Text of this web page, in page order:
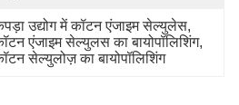
उद्योग में कॉटन एंजाइम सेल्युलेस,
एंजाइम सेल्युलस का बायोपॉलिशिंग,
सेल्युलोज़ का बायोपॉलिशिंग